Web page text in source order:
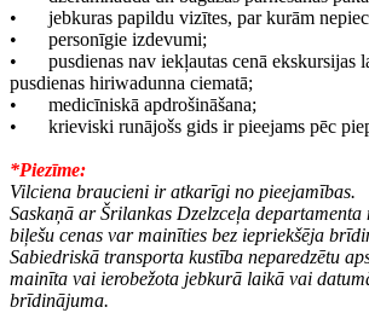
•
jebkuras papildu vizītes, par kurām
•
personīgie izdevumi;
•
pusdienas nav iekļautas cenā ekskursijas
pusdienas hiriwadunna ciematā;
•
medicīniskā apdrošināšana;
•
krieviski runājošs gids ir pieejams pēc
*Piezīme:
Vilciena braucieni ir atkarīgi no pieejamības.
Saskaņā ar Šrilankas Dzelzceļa
biļešu cenas var mainīties bez iepriekšēja
Sabiedriskā transporta kustība neparedzētu
mainīta vai ierobežota jebkurā laikā vai
brīdinājuma.